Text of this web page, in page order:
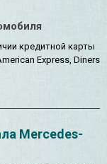
кредитной карты
Express, Diners
Mercedes-